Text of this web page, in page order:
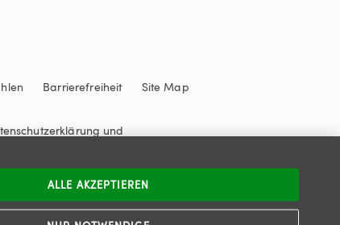
Barrierefreiheit
Site Map
und
ALLE AKZEPTIEREN